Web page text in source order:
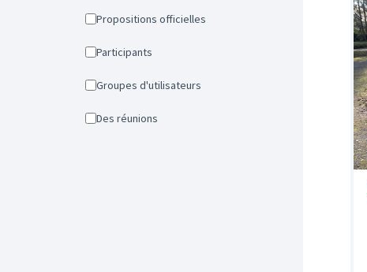
Propositions officielles
Participants
Groupes d'utilisateurs
Des réunions